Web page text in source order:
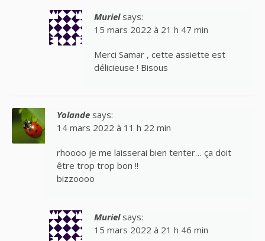
Muriel says:
15 mars 2022 à 21 h 47 min
Merci Samar , cette assiette est
délicieuse ! Bisous
Yolande says:
14 mars 2022 à 11 h 22 min
rhoooo je me laisserai bien tenter… ça doit
être trop trop bon !!
bizzoooo
Muriel says:
15 mars 2022 à 21 h 46 min